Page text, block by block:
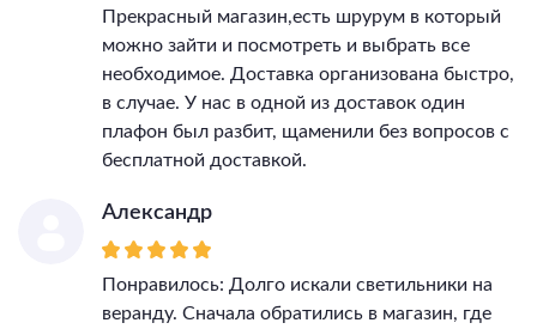
Прекрасный магазин,есть шрурум в который
можно зайти и посмотреть и выбрать все
необходимое. Доставка организована быстро,
в случае. У нас в одной из доставок один
плафон был разбит, щаменили без вопросов с
бесплатной доставкой.
Александр
Понравилось: Долго искали светильники на
веранду. Сначала обратились в магазин, где